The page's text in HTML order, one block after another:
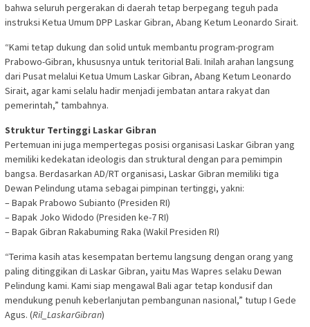
bahwa seluruh pergerakan di daerah tetap berpegang teguh pada
instruksi Ketua Umum DPP Laskar Gibran, Abang Ketum Leonardo Sirait.
“Kami tetap dukung dan solid untuk membantu program-program
Prabowo-Gibran, khususnya untuk teritorial Bali. Inilah arahan langsung
dari Pusat melalui Ketua Umum Laskar Gibran, Abang Ketum Leonardo
Sirait, agar kami selalu hadir menjadi jembatan antara rakyat dan
pemerintah,” tambahnya.
Struktur Tertinggi Laskar Gibran
Pertemuan ini juga mempertegas posisi organisasi Laskar Gibran yang
memiliki kedekatan ideologis dan struktural dengan para pemimpin
bangsa. Berdasarkan AD/RT organisasi, Laskar Gibran memiliki tiga
Dewan Pelindung utama sebagai pimpinan tertinggi, yakni:
– Bapak Prabowo Subianto (Presiden RI)
– Bapak Joko Widodo (Presiden ke-7 RI)
– Bapak Gibran Rakabuming Raka (Wakil Presiden RI)
“Terima kasih atas kesempatan bertemu langsung dengan orang yang
paling ditinggikan di Laskar Gibran, yaitu Mas Wapres selaku Dewan
Pelindung kami. Kami siap mengawal Bali agar tetap kondusif dan
mendukung penuh keberlanjutan pembangunan nasional,” tutup I Gede
Agus. (Ril_LaskarGibran)